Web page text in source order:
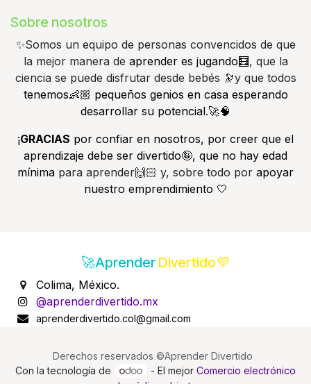
Sobre nosotros
✨️Somos un equipo de personas convencidos de que
la mejor manera de aprender es jugando🧮, que la
ciencia se puede disfrutar desde bebés 🔭y que todos
tenemos👶🏼 pequeños genios en casa esperando
desarrollar su potencial.🚀🧠
¡GRACIAS por confiar en nosotros, por creer que el
aprendizaje debe ser divertido🤪, que no hay edad
mínima para aprender🙌🏻 y, sobre todo por apoyar
nuestro emprendimiento 🤍
🚀Aprender Divertido💜
Colima, México.
@aprenderdivertido.mx
aprenderdivertido.col@gmail.com
Derechos reservados ©Aprender Divertido
Con la tecnología de
- El mejor Comercio electrónico